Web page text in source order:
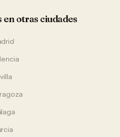
en otras ciudades